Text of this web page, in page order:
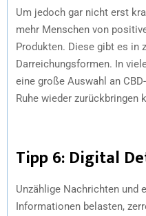
Um jedoch gar nicht erst
mehr Menschen von
Produkten. Diese gibt es in
Darreichungsformen. In
eine große Auswahl an
Ruhe wieder zurückbringen
Tipp 6: Digital
Unzählige Nachrichten und
Informationen belasten,